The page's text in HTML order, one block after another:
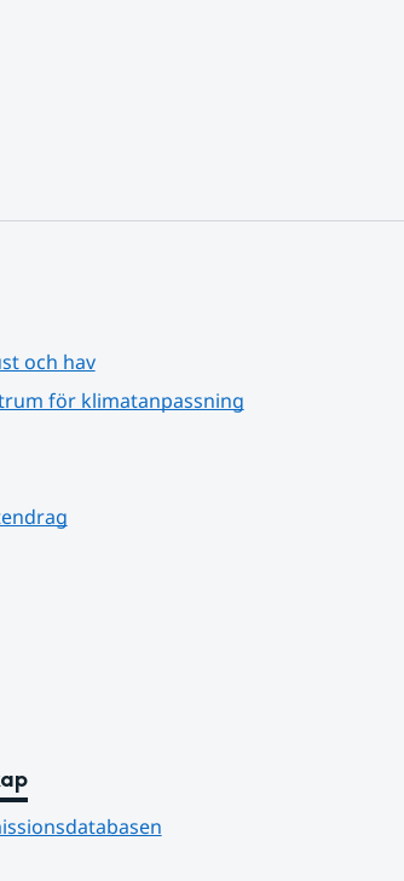
och hav
för klimatanpassning
till annan webbplats.